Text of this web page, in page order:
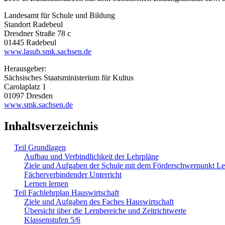
Landesamt für Schule und Bildung
Standort Radebeul
Dresdner Straße 78 c
01445 Radebeul
www.lasub.smk.sachsen.de
Herausgeber:
Sächsisches Staatsministerium für Kultus
Carolaplatz 1
01097 Dresden
www.smk.sachsen.de
Inhaltsverzeichnis
Teil Grundlagen
Aufbau und Verbindlichkeit der Lehrpläne
Ziele und Aufgaben der Schule mit dem Förderschwerpunkt
Fächerverbindender Unterricht
Lernen lernen
Teil Fachlehrplan Hauswirtschaft
Ziele und Aufgaben des Faches Hauswirtschaft
Übersicht über die Lernbereiche und Zeitrichtwerte
Klassenstufen 5/6